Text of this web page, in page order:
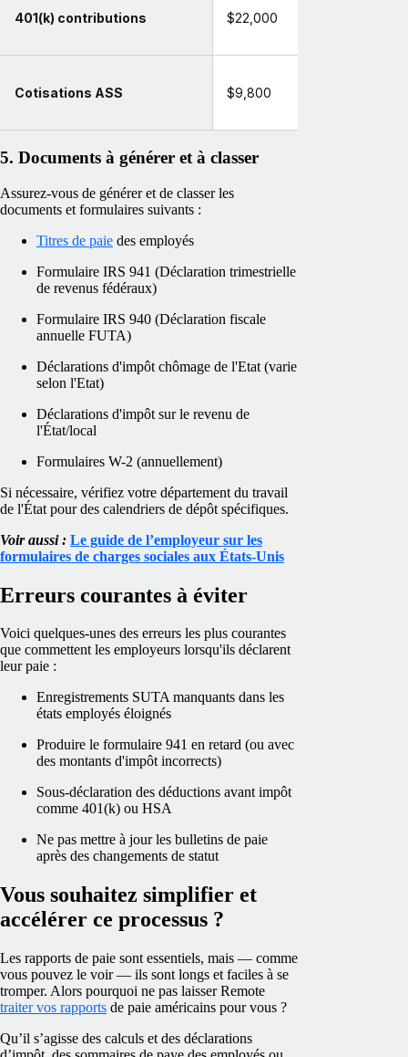
401(k) contributions $22,000
Cotisations ASS $9,800
5. Documents à générer et à classer
Assurez-vous de générer et de classer les
documents et formulaires suivants :
Titres de paie des employés
Formulaire IRS 941 (Déclaration trimestrielle
de revenus fédéraux)
Formulaire IRS 940 (Déclaration fiscale
annuelle FUTA)
Déclarations d'impôt chômage de l'Etat (varie
selon l'Etat)
Déclarations d'impôt sur le revenu de
l'État/local
Formulaires W-2 (annuellement)
Si nécessaire, vérifiez votre département du travail
de l'État pour des calendriers de dépôt spécifiques.
Voir aussi : Le guide de l’employeur sur les
formulaires de charges sociales aux États-Unis
Erreurs courantes à éviter
Voici quelques-unes des erreurs les plus courantes
que commettent les employeurs lorsqu'ils déclarent
leur paie :
Enregistrements SUTA manquants dans les
états employés éloignés
Produire le formulaire 941 en retard (ou avec
des montants d'impôt incorrects)
Sous-déclaration des déductions avant impôt
comme 401(k) ou HSA
Ne pas mettre à jour les bulletins de paie
après des changements de statut
Vous souhaitez simplifier et
accélérer ce processus ?
Les rapports de paie sont essentiels, mais — comme
vous pouvez le voir — ils sont longs et faciles à se
tromper. Alors pourquoi ne pas laisser Remote
traiter vos rapports de paie américains pour vous ?
Qu’il s’agisse des calculs et des déclarations